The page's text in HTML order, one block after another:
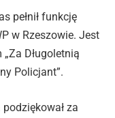
pełnił funkcję
w Rzeszowie. Jest
Długoletnią
Policjant”.
za